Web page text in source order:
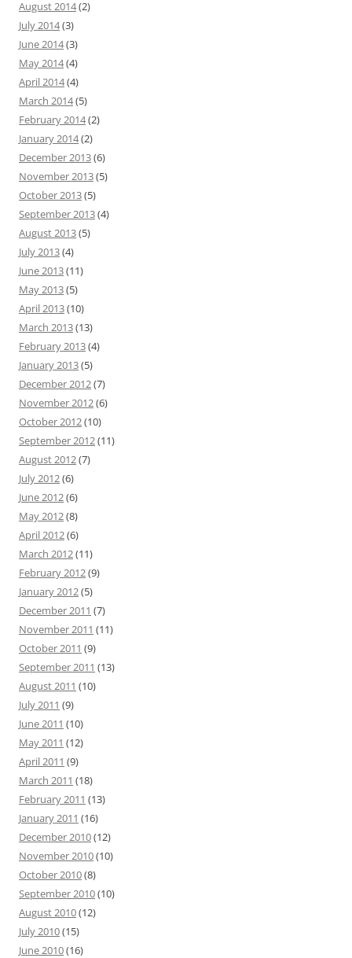
August 2014(2)
July 2014(3)
June 2014(3)
May 2014(4)
April 2014(4)
March 2014(5)
February 2014(2)
January 2014(2)
December 2013(6)
November 2013(5)
October 2013(5)
September 2013(4)
August 2013(5)
July 2013(4)
June 2013(11)
May 2013(5)
April 2013(10)
March 2013(13)
February 2013(4)
January 2013(5)
December 2012(7)
November 2012(6)
October 2012(10)
September 2012(11)
August 2012(7)
July 2012(6)
June 2012(6)
May 2012(8)
April 2012(6)
March 2012(11)
February 2012(9)
January 2012(5)
December 2011 (7)
November 2011 (11)
October 2011 (9)
September 2011 (13)
August 2011 (10)
July 2011 (9)
June 2011 (10)
May 2011 (12)
April 2011 (9)
March 2011 (18)
February 2011 (13)
January 2011 (16)
December 2010(12)
November 2010(10)
October 2010(8)
September 2010(10)
August 2010(12)
July 2010(15)
June 2010(16)